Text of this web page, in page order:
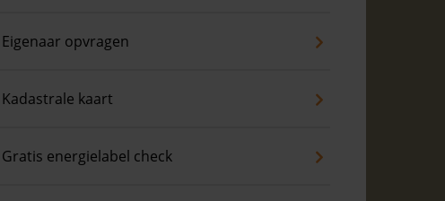
Eigenaar opvragen
Kadastrale kaart
Gratis energielabel check